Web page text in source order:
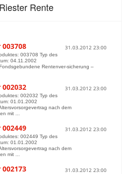
Rente
31.03.2012 23:00
003708 Typ des
04.11.2002
Rentenver-sicherung –
31.03.2012 23:00
002032 Typ des
01.01.2002
nach dem
mit ...
31.03.2012 23:00
002449 Typ des
01.01.2002
nach dem
mit ...
31.03.2012 23:00